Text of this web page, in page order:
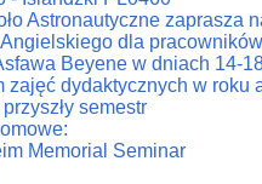
Astronautyczne zaprasza
dla
Beyene w dniach 14-
zajęć dydaktycznych w roku
semestr
Memorial Seminar